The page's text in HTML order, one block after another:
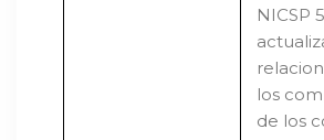
NICSP
los
de los